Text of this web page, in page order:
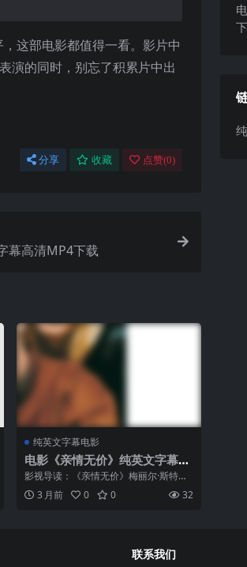
这部电影都值得一看。影片中
演的同时，别忘了积累片中出
分享 收藏 点赞(0)
幕高清MP4下载
纯英文字幕电影
电影《亲情无价》纯英文字幕M
P4下载
影视导读：《亲情无价》梅丽尔·斯特里
普主演，改编自安娜·奎莱明的同名小
说，讲述出版界冉冉之星茱迪·摩根，在
3 月前 0 0 32
联系我们